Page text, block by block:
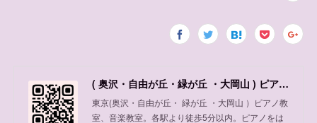
( 奥沢・自由が丘・緑が丘 ・大岡山 ) ピアノ教室、音楽教室
東京(奥沢・自由が丘・ 緑が丘 ・大岡山 ）ピアノ教
室、音楽教室。各駅より徒歩5分以内。ピアノをは